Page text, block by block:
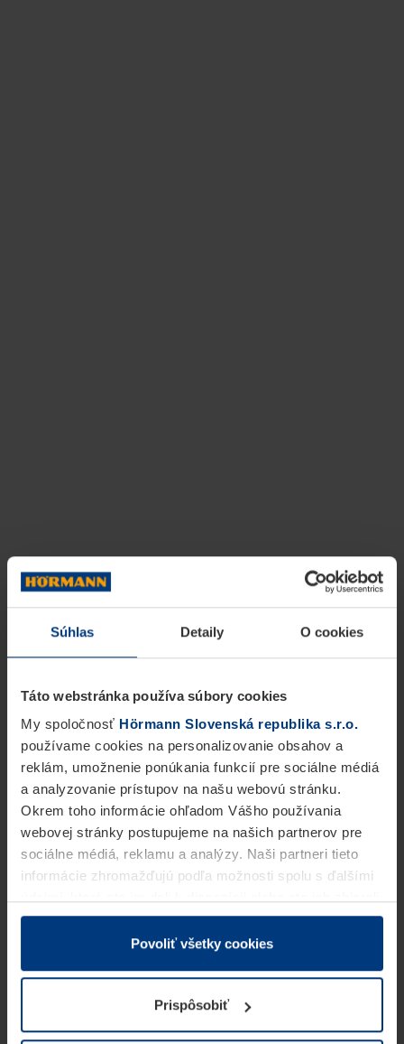
Súhlas Detaily O cookies
Táto webstránka používa súbory cookies
My spoločnosť Hörmann Slovenská republika s.r.o.
používame cookies na personalizovanie obsahov a
reklám, umožnenie ponúkania funkcií pre sociálne médiá
a analyzovanie prístupov na našu webovú stránku.
Okrem toho informácie ohľadom Vášho používania
webovej stránky postupujeme na našich partnerov pre
sociálne médiá, reklamu a analýzy. Naši partneri tieto
informácie zhromažďujú podľa možnosti spolu s ďalšími
v rámci Vášho využívania služieb.
Z právneho hľadiska môžeme cookies ukladať na Vašom
prevádzku tejto stránky. Pre všetky ostatné typy cookie
potrebujeme Vaše povolenie. Vaše povolenie môžete
kedykoľvek zmeniť alebo odvolať vo vysvetlení cookie
Povoliť všetky cookies
Prispôsobiť